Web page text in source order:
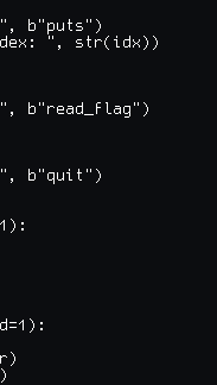
b"puts")
", str(idx))
b"read_flag")
b"quit")